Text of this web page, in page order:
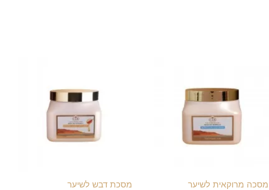
מסכה מרוקאית לשיער
מסכת דבש לשיער